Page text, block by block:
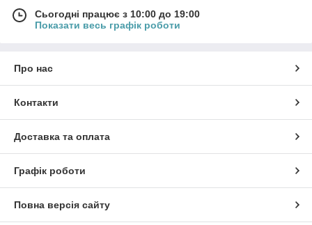
Сьогодні працює з 10:00 до 19:00
Показати весь графік роботи
Про нас
Контакти
Доставка та оплата
Графік роботи
Повна версія сайту